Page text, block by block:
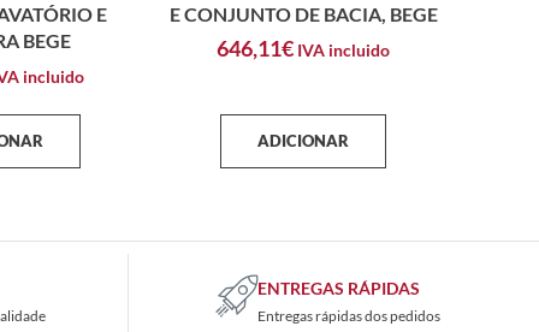
E
BEGE
incluido
E CONJUNTO DE BACIA, BEGE
646,11€ IVA incluido
ADICIONAR
ENTREGAS RÁPIDAS
Entregas rápidas dos pedidos